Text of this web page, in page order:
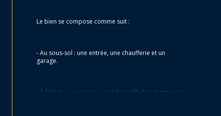
Le bien se compose comme suit :
- Au sous-sol : une entrée, une chaufferie et un
garage.
- À l’étage : une cuisine, un salon-salle à manger avec